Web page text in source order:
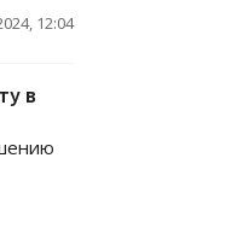
12:04
в